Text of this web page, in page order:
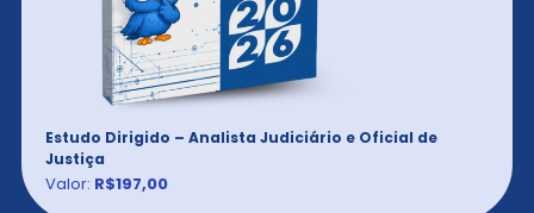
Estudo Dirigido – Analista Judiciário e Oficial de
Justiça
Valor: R$197,00